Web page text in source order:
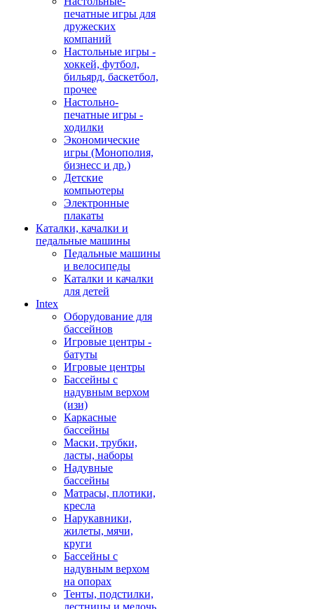
печатные игры для
дружеских
компаний
Настольные игры -
хоккей, футбол,
бильярд, баскетбол,
прочее
Настольно-
печатные игры -
ходилки
Экономические
игры (Монополия,
бизнесс и др.)
Детские
компьютеры
Электронные
плакаты
Каталки, качалки и
педальные машины
Педальные машины
и велосипеды
Каталки и качалки
для детей
Intex
Оборудование для
бассейнов
Игровые центры -
батуты
Игровые центры
Бассейны с
надувным верхом
(изи)
Каркасные
бассейны
Маски, трубки,
ласты, наборы
Надувные
бассейны
Матрасы, плотики,
кресла
Нарукавники,
жилеты, мячи,
круги
Бассейны с
надувным верхом
на опорах
Тенты, подстилки,
лестницы и мелочь